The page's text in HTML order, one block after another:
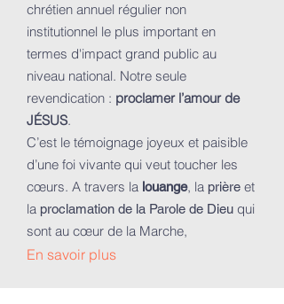
chrétien annuel régulier non
institutionnel le plus important en
termes d'impact grand public au
niveau national. Notre seule
revendication : proclamer l’amour de
JÉSUS.
C’est le témoignage joyeux et paisible
d’une foi vivante qui veut toucher les
cœurs. A travers la louange, la prière et
la proclamation de la Parole de Dieu qui
sont au cœur de la Marche,
En savoir plus